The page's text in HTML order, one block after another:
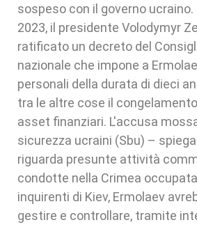
sospeso con il governo
2023, il presidente Volodymyr
ratificato un decreto del
nazionale che impone a
personali della durata di dieci
tra le altre cose il
asset finanziari. L'accusa
sicurezza ucraini (Sbu) –
riguarda presunte attività
condotte nella Crimea
inquirenti di Kiev, Ermolaev
gestire e controllare, tramite